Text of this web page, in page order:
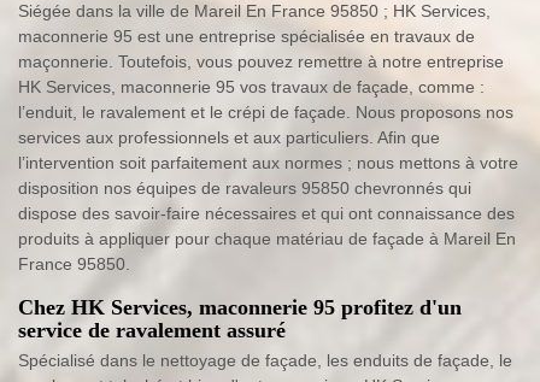
Siégée dans la ville de Mareil En France 95850 ; HK Services,
maconnerie 95 est une entreprise spécialisée en travaux de
maçonnerie. Toutefois, vous pouvez remettre à notre entreprise
HK Services, maconnerie 95 vos travaux de façade, comme :
l’enduit, le ravalement et le crépi de façade. Nous proposons nos
services aux professionnels et aux particuliers. Afin que
l’intervention soit parfaitement aux normes ; nous mettons à votre
disposition nos équipes de ravaleurs 95850 chevronnés qui
dispose des savoir-faire nécessaires et qui ont connaissance des
produits à appliquer pour chaque matériau de façade à Mareil En
France 95850.
Chez HK Services, maconnerie 95 profitez d'un
service de ravalement assuré
Spécialisé dans le nettoyage de façade, les enduits de façade, le